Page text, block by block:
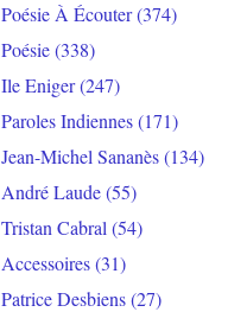
Poésie À Écouter(374)
Poésie(338)
Ile Eniger(247)
Paroles Indiennes(171)
Jean-Michel Sananès(134)
André Laude(55)
Tristan Cabral (54)
Accessoires(31)
Patrice Desbiens(27)